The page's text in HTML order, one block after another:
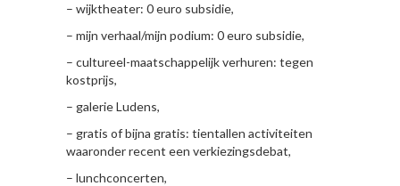
– wijktheater: 0 euro subsidie,
– mijn verhaal/mijn podium: 0 euro subsidie,
– cultureel-maatschappelijk verhuren: tegen
kostprijs,
– galerie Ludens,
– gratis of bijna gratis: tientallen activiteiten
waaronder recent een verkiezingsdebat,
– lunchconcerten,